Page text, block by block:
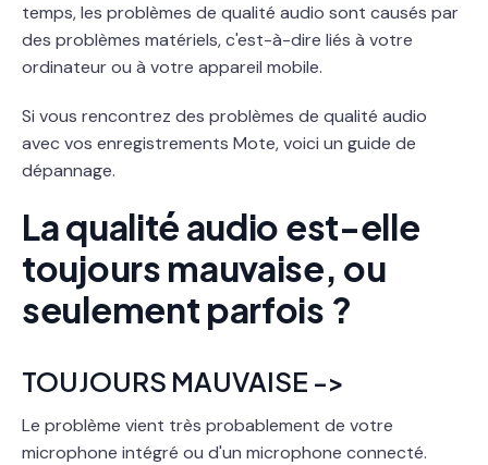
temps, les problèmes de qualité audio sont causés par
des problèmes matériels, c'est-à-dire liés à votre
ordinateur ou à votre appareil mobile.
Si vous rencontrez des problèmes de qualité audio
avec vos enregistrements Mote, voici un guide de
dépannage.
La qualité audio est-elle
toujours mauvaise, ou
seulement parfois ?
TOUJOURS MAUVAISE ->
Le problème vient très probablement de votre
microphone intégré ou d'un microphone connecté.